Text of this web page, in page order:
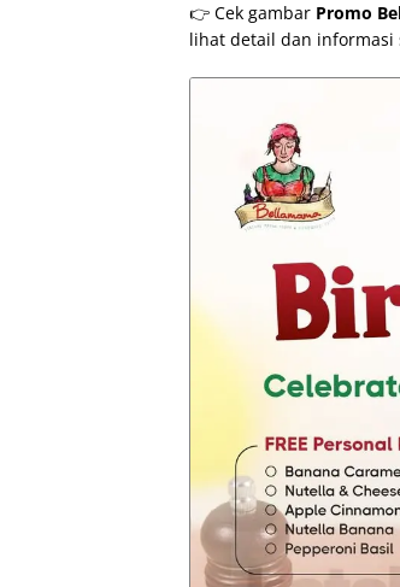
👉 Cek gambar Promo
lihat detail dan informasi